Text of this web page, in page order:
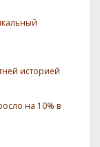
историей
на 10% в